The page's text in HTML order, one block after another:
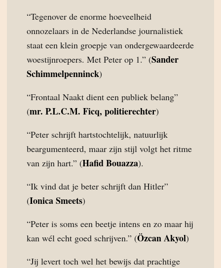
“Tegenover de enorme hoeveelheid
onnozelaars in de Nederlandse journalistiek
staat een klein groepje van ondergewaardeerde
woestijnroepers. Met Peter op 1.” (Sander
Schimmelpenninck)
“Frontaal Naakt dient een publiek belang”
(mr. P.L.C.M. Ficq, politierechter)
“Peter schrijft hartstochtelijk, natuurlijk
beargumenteerd, maar zijn stijl volgt het ritme
van zijn hart.” (Hafid Bouazza).
“Ik vind dat je beter schrijft dan Hitler”
(Ionica Smeets)
“Peter is soms een beetje intens en zo maar hij
kan wél echt goed schrijven.” (Özcan Akyol)
“Jij levert toch wel het bewijs dat prachtige